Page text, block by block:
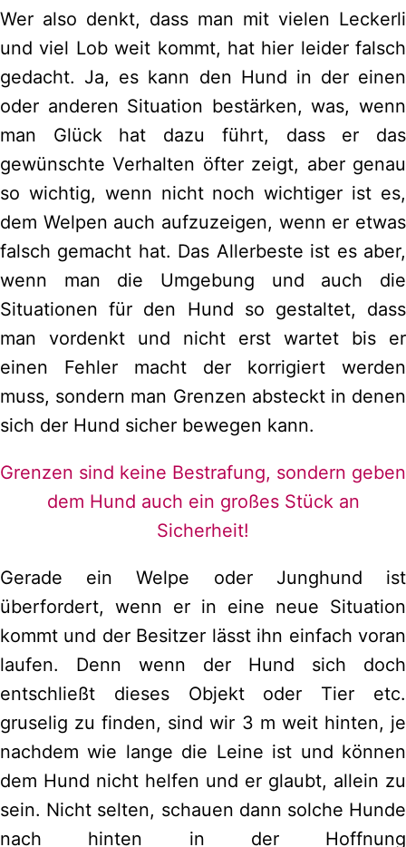
Wer also denkt, dass man mit vielen Leckerli
und viel Lob weit kommt, hat hier leider falsch
gedacht. Ja, es kann den Hund in der einen
oder anderen Situation bestärken, was, wenn
man Glück hat dazu führt, dass er das
gewünschte Verhalten öfter zeigt, aber genau
so wichtig, wenn nicht noch wichtiger ist es,
dem Welpen auch aufzuzeigen, wenn er etwas
falsch gemacht hat. Das Allerbeste ist es aber,
wenn man die Umgebung und auch die
Situationen für den Hund so gestaltet, dass
man vordenkt und nicht erst wartet bis er
einen Fehler macht der korrigiert werden
muss, sondern man Grenzen absteckt in denen
sich der Hund sicher bewegen kann.
Grenzen sind keine Bestrafung, sondern geben
dem Hund auch ein großes Stück an
Sicherheit!
Gerade ein Welpe oder Junghund ist
überfordert, wenn er in eine neue Situation
kommt und der Besitzer lässt ihn einfach voran
laufen. Denn wenn der Hund sich doch
entschließt dieses Objekt oder Tier etc.
gruselig zu finden, sind wir 3 m weit hinten, je
nachdem wie lange die Leine ist und können
dem Hund nicht helfen und er glaubt, allein zu
sein. Nicht selten, schauen dann solche Hunde
nach hinten in der Hoffnung